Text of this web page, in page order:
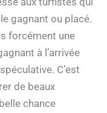
gagnant ou placé.
forcément une
à l’arrivée
C’est
de beaux
chance